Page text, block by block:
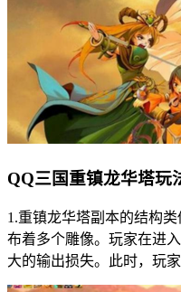
QQ三国重镇龙华塔玩
1.重镇龙华塔副本的结构
布着多个雕像。玩家在进
大的输出损失。此时，玩